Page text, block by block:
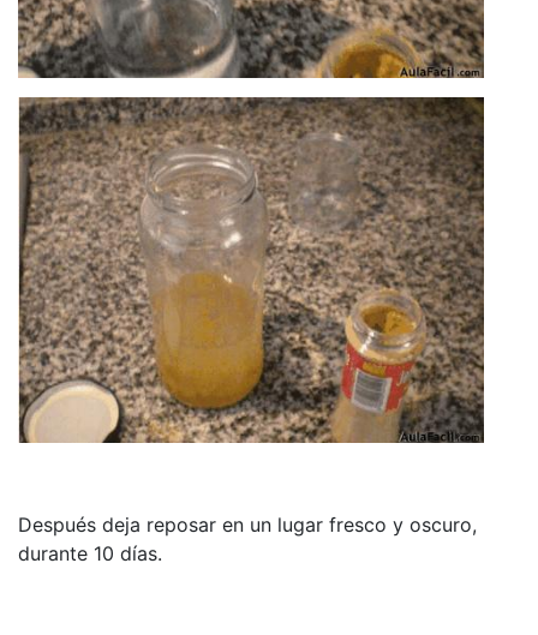
Después deja reposar en un lugar fresco y oscuro,
durante 10 días.